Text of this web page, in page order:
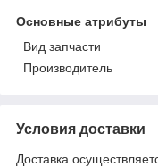
Основные атрибуты
Вид запчасти
Производитель
Условия доставки
Доставка